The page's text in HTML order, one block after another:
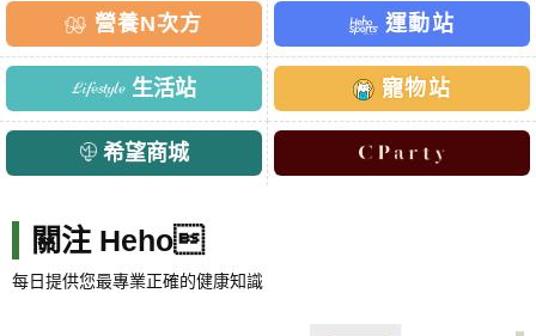
營養N次方 運動站
生活站 寵物站
希望商城
關注 Heho
每日提供您最專業正確的健康知識